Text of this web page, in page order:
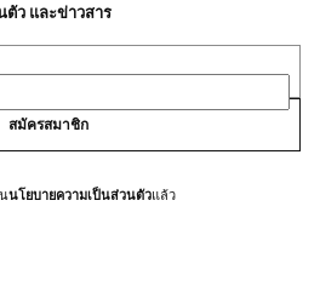
ว และข่าวสาร
สมัครสมาชิก
นโยบายความเป็นส่วนตัวแล้ว